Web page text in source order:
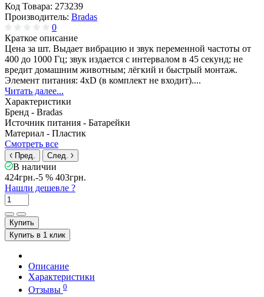
Код Товара: 273239
Производитель: Bradas
0
Краткое описание
Цена за шт. Выдает вибрацию и звук переменной частоты от
400 до 1000 Гц; звук издается с интервалом в 45 секунд; не
вредит домашним животным; лёгкий и быстрый монтаж.
Элемент питания: 4хD (в комплект не входит)....
Читать далее...
Характеристики
Бренд - Bradas
Источник питания - Батарейки
Материал - Пластик
Смотреть все
Пред. След.
В наличии
424грн.-5 % 403грн.
Нашли дешевле ?
Купить
Купить в 1 клик
Описание
Характеристики
Отзывы 0